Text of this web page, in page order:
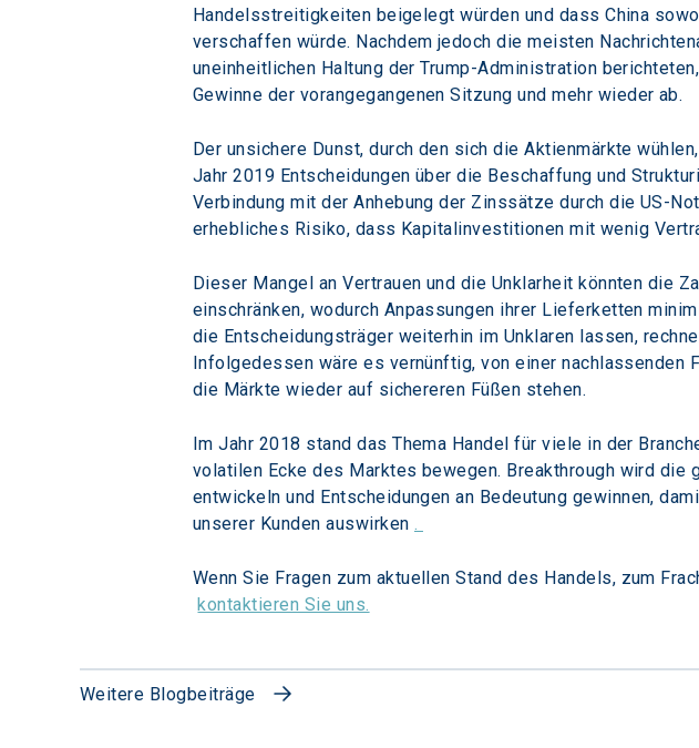
Handelsstreitigkeiten beigelegt würden und dass China
verschaffen würde. Nachdem jedoch die meisten
uneinheitlichen Haltung der Trump-Administration
Gewinne der vorangegangenen Sitzung und mehr wieder ab.
Der unsichere Dunst, durch den sich die Aktienmärkte
Jahr 2019 Entscheidungen über die Beschaffung und
Verbindung mit der Anhebung der Zinssätze durch die US-
erhebliches Risiko, dass Kapitalinvestitionen mit wenig
Dieser Mangel an Vertrauen und die Unklarheit könnten die
einschränken, wodurch Anpassungen ihrer Lieferketten
die Entscheidungsträger weiterhin im Unklaren lassen,
Infolgedessen wäre es vernünftig, von einer nachlassenden
die Märkte wieder auf sichereren Füßen stehen.
Im Jahr 2018 stand das Thema Handel für viele in der
volatilen Ecke des Marktes bewegen. Breakthrough wird
entwickeln und Entscheidungen an Bedeutung gewinnen,
unserer Kunden auswirken .
Wenn Sie Fragen zum aktuellen Stand des Handels, zum
kontaktieren Sie uns.
Weitere Blogbeiträge